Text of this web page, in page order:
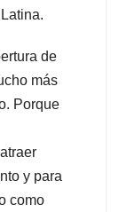
de
más
Porque
y para
como